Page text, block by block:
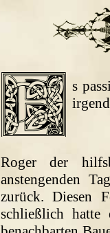
s
Roger der
anstengenden
zurück. Diesen
schließlich